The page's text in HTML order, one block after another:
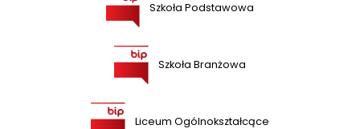
Szkoła Podstawowa
Szkoła Branżowa
Liceum Ogólnokształcące